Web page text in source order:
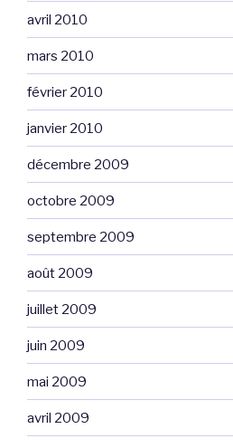
avril 2010
mars 2010
février 2010
janvier 2010
décembre 2009
octobre 2009
septembre 2009
août 2009
juillet 2009
juin 2009
mai 2009
avril 2009